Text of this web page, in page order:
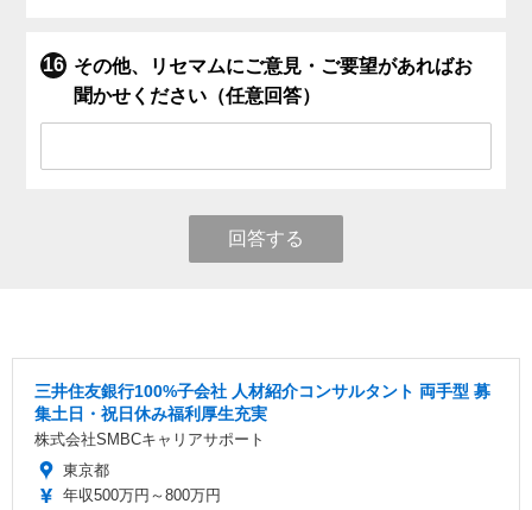
その他、リセマムにご意見・ご要望があればお
聞かせください（任意回答）
回答する
三井住友銀行100%子会社 人材紹介コンサルタント 両手型 募
集土日・祝日休み福利厚生充実
株式会社SMBCキャリアサポート
東京都
年収500万円～800万円